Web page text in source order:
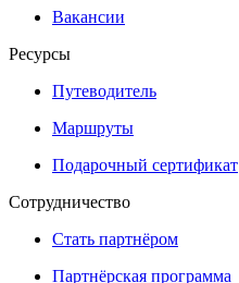
Вакансии
Ресурсы
Путеводитель
Маршруты
Подарочный сертификат
Сотрудничество
Стать партнёром
Партнёрская программа